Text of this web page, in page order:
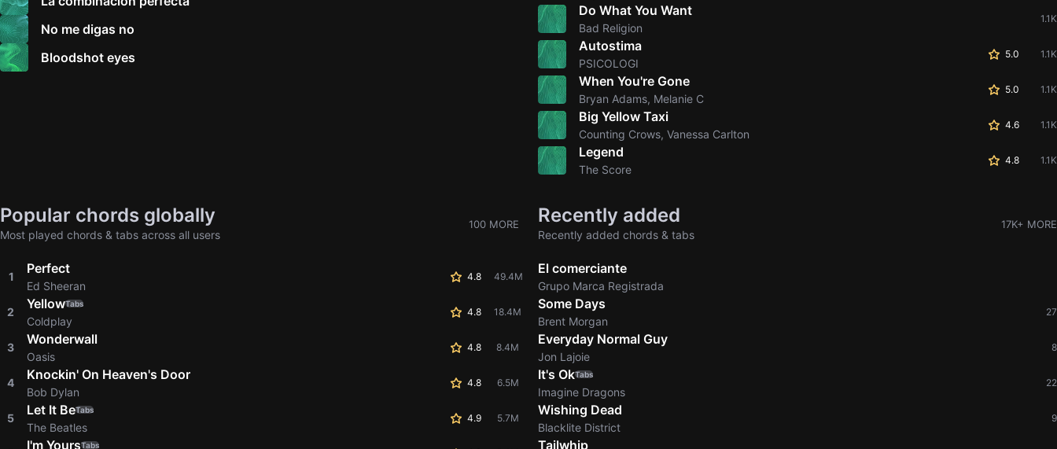
No me digas no
Bloodshot eyes
Do What You Want
Bad Religion
1.1K
Autostima
PSICOLOGI
5.0 1.1K
When You're Gone
Bryan Adams, Melanie C
5.0 1.1K
Big Yellow Taxi
Counting Crows, Vanessa Carlton
4.6 1.1K
Legend
The Score
4.8 1.1K
Popular chords globally
Most played chords & tabs across all users
100 MORE
1
Perfect
Ed Sheeran
4.8 49.4M
2
YellowTabs
Coldplay
4.8 18.4M
3
Wonderwall
Oasis
4.8 8.4M
4
Knockin' On Heaven's Door
Bob Dylan
4.8 6.5M
5
Let It BeTabs
The Beatles
4.9 5.7M
I'm YoursTabs
Recently added
Recently added chords & tabs
17K+ MORE
El comerciante
Grupo Marca Registrada
Some Days
Brent Morgan
27
Everyday Normal Guy
Jon Lajoie
8
It's OkTabs
Imagine Dragons
22
Wishing Dead
Blacklite District
9
Tailwhip